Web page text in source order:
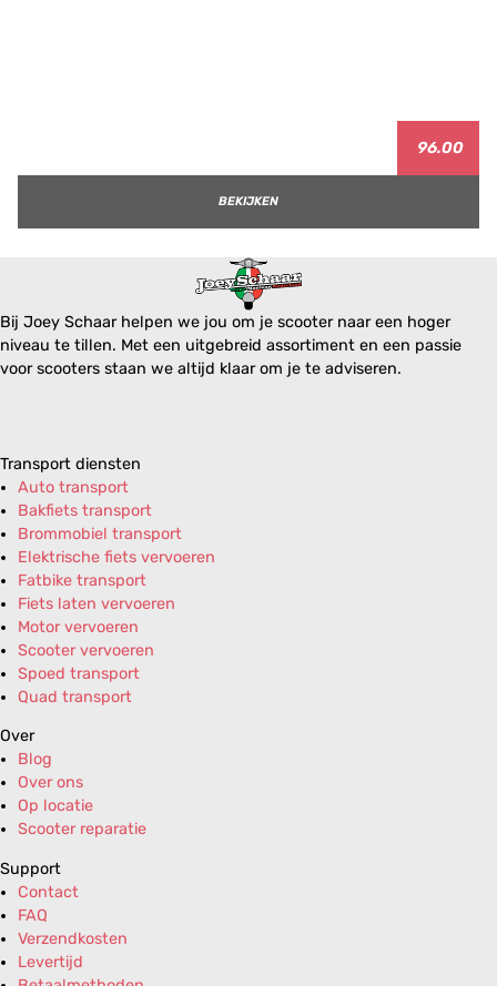
96.00
BEKIJKEN
Bij Joey Schaar helpen we jou om je scooter naar een hoger
niveau te tillen. Met een uitgebreid assortiment en een passie
voor scooters staan we altijd klaar om je te adviseren.
Transport diensten
Auto transport
Bakfiets transport
Brommobiel transport
Elektrische fiets vervoeren
Fatbike transport
Fiets laten vervoeren
Motor vervoeren
Scooter vervoeren
Spoed transport
Quad transport
Over
Blog
Over ons
Op locatie
Scooter reparatie
Support
Contact
FAQ
Verzendkosten
Levertijd